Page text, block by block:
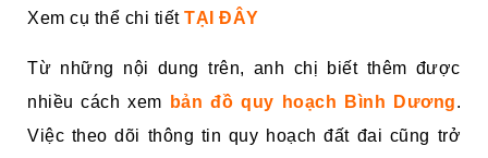
Xem cụ thể chi tiết TẠI ĐÂY
Từ những nội dung trên, anh chị biết thêm được
nhiều cách xem
bản đồ quy hoạch Bình Dương.
Việc theo dõi thông tin quy hoạch đất đai cũng trở